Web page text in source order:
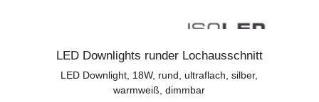
LED Downlights runder Lochausschnitt
LED Downlight, 18W, rund, ultraflach, silber,
warmweiß, dimmbar